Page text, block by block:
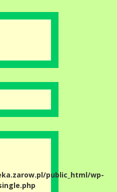
public_html/wp-